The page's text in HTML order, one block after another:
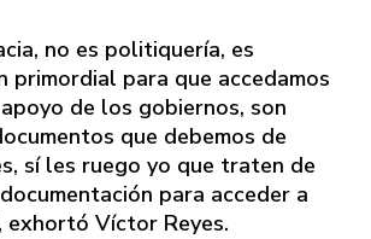
no es politiquería, es
primordial para que accedamos
de los gobiernos, son
que debemos de
sí les ruego yo que traten de
para acceder a
exhortó Víctor Reyes.